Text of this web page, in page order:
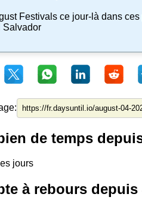
Festivals ce jour-là dans ces
Salvador
de temps
jours
à rebours depuis